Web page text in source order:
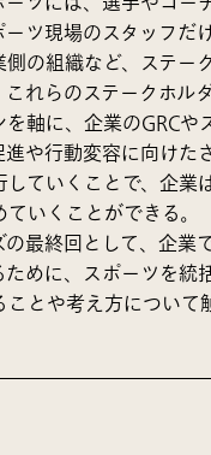
ツ現場のスタッフだ
の組織など、ステー
れらのステークホル
軸に、企業のGRCや
進や行動変容に向けた
ていくことで、企業
いくことができる。
最終回として、企業
めに、スポーツを統
とや考え方について